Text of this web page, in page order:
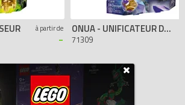
à partir de
-
ONUA - UNIFICATEUR DE LA TERRE
71309